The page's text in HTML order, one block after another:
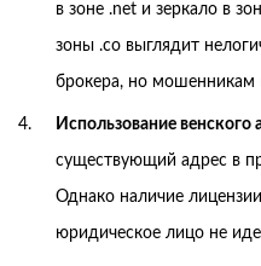
в зоне .net и зеркало в
зоны .co выглядит
брокера, но мошенникам
Использование венского
существующий адрес в
Однако наличие
юридическое лицо не